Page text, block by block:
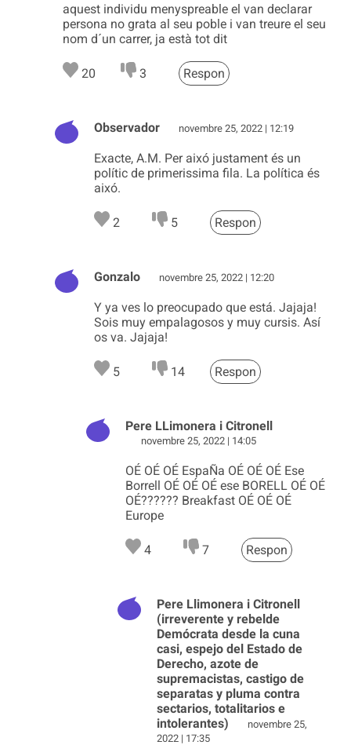
aquest individu menyspreable el van declarar
persona no grata al seu poble i van treure el seu
nom d´un carrer, ja està tot dit
20 3 Respon
Observador novembre 25, 2022 | 12:19
Exacte, A.M. Per aixó justament és un
polític de primerissima fila. La política és
aixó.
2 5 Respon
Gonzalo novembre 25, 2022 | 12:20
Y ya ves lo preocupado que está. Jajaja!
Sois muy empalagosos y muy cursis. Así
os va. Jajaja!
5 14 Respon
Pere LLimonera i Citronell
novembre 25, 2022 | 14:05
OÉ OÉ OÉ EspaÑa OÉ OÉ OÉ Ese
Borrell OÉ OÉ OÉ ese BORELL OÉ OÉ
OÉ?????? Breakfast OÉ OÉ OÉ
Europe
4 7 Respon
Pere Llimonera i Citronell
(irreverente y rebelde
Demócrata desde la cuna
casi, espejo del Estado de
Derecho, azote de
supremacistas, castigo de
separatas y pluma contra
sectarios, totalitarios e
intolerantes)
novembre 25,
2022 | 17:35